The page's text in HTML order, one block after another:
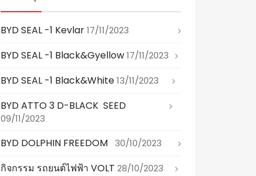
BYD SEAL -1 Kevlar17/11/2023
BYD SEAL -1 Black&gyellow17/11/2023
BYD SEAL -1 Black&white13/11/2023
BYD ATTO 3 D-BLACK SEED
09/11/2023
BYD DOLPHIN FREEDOM 30/10/2023
กิจกรรม รถยนต์ไฟฟ้า VOLT 28/10/2023